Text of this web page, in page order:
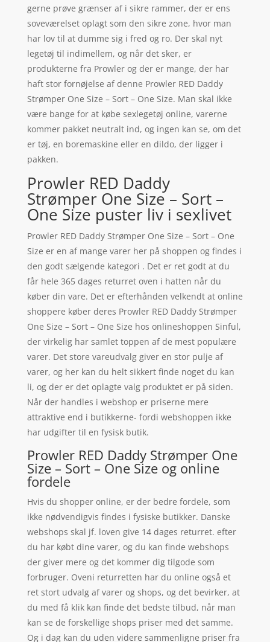
gerne prøve grænser af i sikre rammer, der er ens
soveværelset oplagt som den sikre zone, hvor man
har lov til at dumme sig i fred og ro. Der skal nyt
legetøj til indimellem, og når det sker, er
produkterne fra Prowler og der er mange, der har
haft stor fornøjelse af denne Prowler RED Daddy
Strømper One Size – Sort – One Size. Man skal ikke
være bange for at købe sexlegetøj online, varerne
kommer pakket neutralt ind, og ingen kan se, om det
er tøj, en boremaskine eller en dildo, der ligger i
pakken.
Prowler RED Daddy
Strømper One Size – Sort –
One Size puster liv i sexlivet
Prowler RED Daddy Strømper One Size – Sort – One
Size er en af mange varer her på shoppen og findes i
den godt sælgende kategori . Det er ret godt at du
får hele 365 dages returret oven i hatten når du
køber din vare. Det er efterhånden velkendt at online
shoppere køber deres Prowler RED Daddy Strømper
One Size – Sort – One Size hos onlineshoppen Sinful,
der virkelig har samlet toppen af de mest populære
varer. Det store vareudvalg giver en stor pulje af
varer, og her kan du helt sikkert finde noget du kan
li, og der er det oplagte valg produktet er på siden.
Når der handles i webshop er priserne mere
attraktive end i butikkerne- fordi webshoppen ikke
har udgifter til en fysisk butik.
Prowler RED Daddy Strømper One
Size – Sort – One Size og online
fordele
Hvis du shopper online, er der bedre fordele, som
ikke nødvendigvis findes i fysiske butikker. Danske
webshops skal jf. loven give 14 dages returret. efter
du har købt dine varer, og du kan finde webshops
der giver mere og det kommer dig tilgode som
forbruger. Oveni returretten har du online også et
ret stort udvalg af varer og shops, og det bevirker, at
du med få klik kan finde det bedste tilbud, når man
kan se de forskellige shops priser med det samme.
Og i dag kan du uden videre sammenligne priser fra